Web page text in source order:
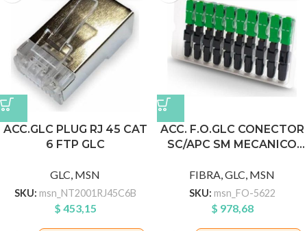
ACC.GLC PLUG RJ 45 CAT
6 FTP GLC
GLC, MSN
SKU: msn_NT2001RJ45C6B
$ 453,15
ACC. F.O.GLC CONECTOR
SC/APC SM MECANICO
FIBRA,GLC, MSN
SKU: msn_FO-5622
$ 978,68